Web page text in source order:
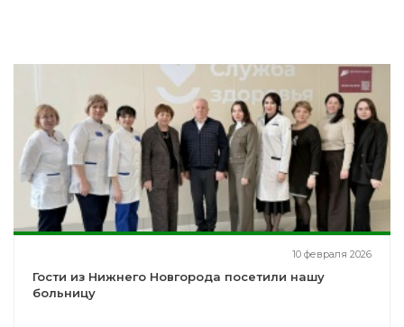
10 февраля 2026
Гости из Нижнего Новгорода посетили нашу
больницу